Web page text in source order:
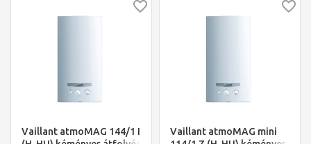
Vaillant atmoMAG 144/1 I
Vaillant atmoMAG mini